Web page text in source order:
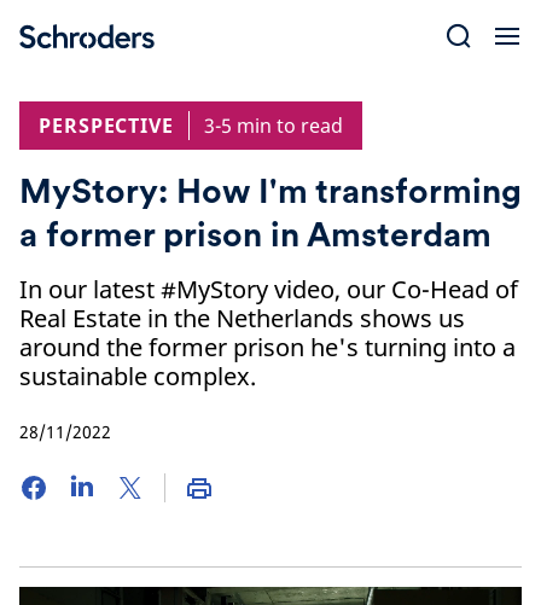
PERSPECTIVE
3-5 min to read
MyStory: How I'm transforming
a former prison in Amsterdam
In our latest #MyStory video, our Co-Head of
Real Estate in the Netherlands shows us
around the former prison he's turning into a
sustainable complex.
28/11/2022